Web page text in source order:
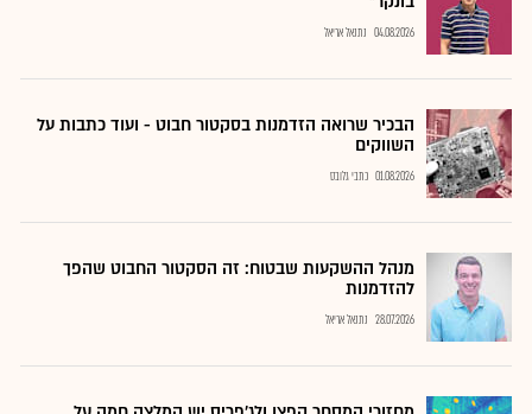
04.08.2026 נתנאל אריאל
הבכיר שרואה הזדמנות בסקטור חבוט - ועוד כתבות על
השווקים
01.08.2026 כתבי גלובס
מנהל ההשקעות שבטוח: זה הסקטור החבוט שהפך
להזדמנות
28.07.2026 נתנאל אריאל